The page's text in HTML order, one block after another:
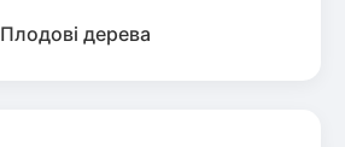
Плодові дерева